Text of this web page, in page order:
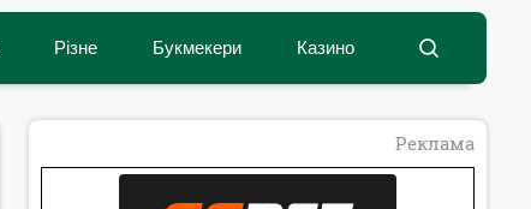
Різне Букмекери Казино
Реклама